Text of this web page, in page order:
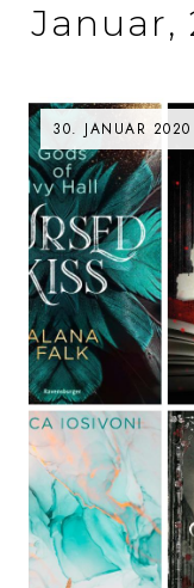
Januar,
30. JANUAR 2020